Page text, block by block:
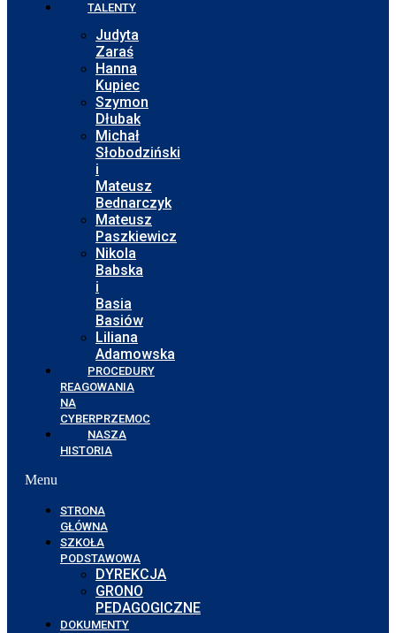
TALENTY
Judyta
Zaraś
Hanna
Kupiec
Szymon
Dłubak
Michał
Słobodziński
i
Mateusz
Bednarczyk
Mateusz
Paszkiewicz
Nikola
Babska
i
Basia
Basiów
Liliana
Adamowska
PROCEDURY
REAGOWANIA
NA
CYBERPRZEMOC
NASZA
HISTORIA
Menu
STRONA
GŁÓWNA
SZKOŁA
PODSTAWOWA
DYREKCJA
GRONO
PEDAGOGICZNE
DOKUMENTY